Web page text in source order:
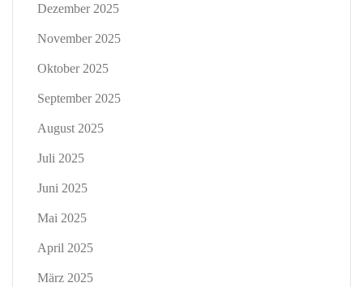
Dezember 2025
November 2025
Oktober 2025
September 2025
August 2025
Juli 2025
Juni 2025
Mai 2025
April 2025
März 2025